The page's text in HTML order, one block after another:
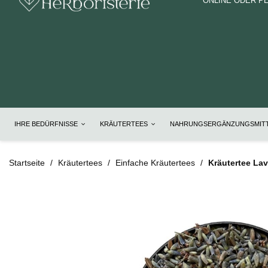
IHRE BEDÜRFNISSE KRÄUTERTEES
Startseite Kräutertees Einfache Kräutertees Kräutertee